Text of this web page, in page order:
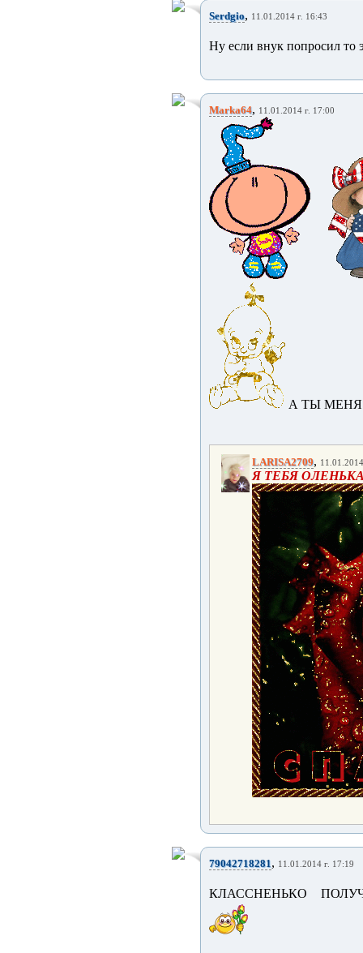
Serdgio, 11.01.2014 г. 16:43
Ну если внук попросил то
Marka64, 11.01.2014 г. 17:00
А ТЫ
LARISA2709,
Я ТЕБЯ
79042718281, 11.01.2014 г. 17:19
КЛАССНЕНЬКО